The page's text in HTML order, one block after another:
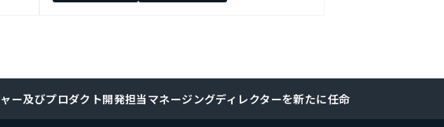
及びプロダクト開発担当マネージングディレクターを新たに任命